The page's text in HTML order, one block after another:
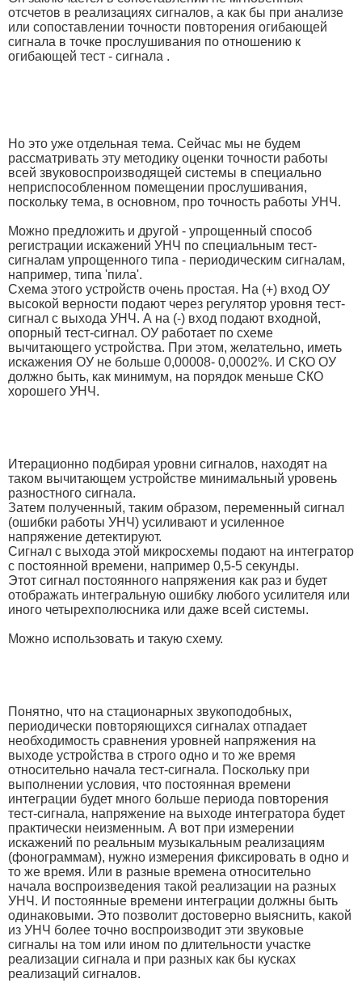
отсчетов в реализациях сигналов, а как бы при анализе
или сопоставлении точности повторения огибающей
сигнала в точке прослушивания по отношению к
огибающей тест - сигнала .
Но это уже отдельная тема. Сейчас мы не будем
рассматривать эту методику оценки точности работы
всей звуковоспроизводящей системы в специально
неприспособленном помещении прослушивания,
поскольку тема, в основном, про точность работы УНЧ.
Можно предложить и другой - упрощенный способ
регистрации искажений УНЧ по специальным тест-
сигналам упрощенного типа - периодическим сигналам,
например, типа 'пила'.
Схема этого устройств очень простая. На (+) вход ОУ
высокой верности подают через регулятор уровня тест-
сигнал с выхода УНЧ. А на (-) вход подают входной,
опорный тест-сигнал. ОУ работает по схеме
вычитающего устройства. При этом, желательно, иметь
искажения ОУ не больше 0,00008- 0,0002%. И СКО ОУ
должно быть, как минимум, на порядок меньше СКО
хорошего УНЧ.
Итерационно подбирая уровни сигналов, находят на
таком вычитающем устройстве минимальный уровень
разностного сигнала.
Затем полученный, таким образом, переменный сигнал
(ошибки работы УНЧ) усиливают и усиленное
напряжение детектируют.
Сигнал с выхода этой микросхемы подают на интегратор
с постоянной времени, например 0,5-5 секунды.
Этот сигнал постоянного напряжения как раз и будет
отображать интегральную ошибку любого усилителя или
иного четырехполюсника или даже всей системы.
Можно использовать и такую схему.
Понятно, что на стационарных звукоподобных,
периодически повторяющихся сигналах отпадает
необходимость сравнения уровней напряжения на
выходе устройства в строго одно и то же время
относительно начала тест-сигнала. Поскольку при
выполнении условия, что постоянная времени
интеграции будет много больше периода повторения
тест-сигнала, напряжение на выходе интегратора будет
практически неизменным. А вот при измерении
искажений по реальным музыкальным реализациям
(фонограммам), нужно измерения фиксировать в одно и
то же время. Или в разные времена относительно
начала воспроизведения такой реализации на разных
УНЧ. И постоянные времени интеграции должны быть
одинаковыми. Это позволит достоверно выяснить, какой
из УНЧ более точно воспроизводит эти звуковые
сигналы на том или ином по длительности участке
реализации сигнала и при разных как бы кусках
реализаций сигналов.